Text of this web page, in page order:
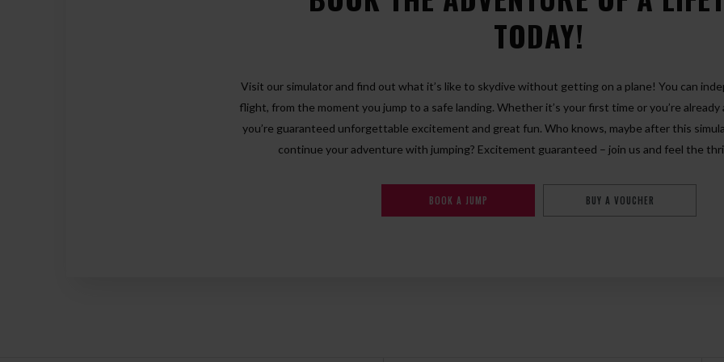
TODAY!
Visit our simulator and find out what it’s like to skydive without getting on a plane! You can
flight, from the moment you jump to a safe landing. Whether it’s your first time or you’re already
you’re guaranteed unforgettable excitement and great fun. Who knows, maybe after this
continue your adventure with jumping? Excitement guaranteed – join us and feel the
BOOK A JUMP BUY A VOUCHER